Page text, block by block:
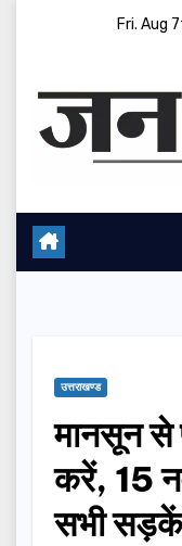
Fri. Aug
उत्तराखण्ड
मानसून से
करें, 15
सभी सड़कें